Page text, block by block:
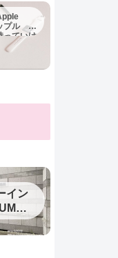
プル ウ
っていけ
？
イン
釧
ビス
）